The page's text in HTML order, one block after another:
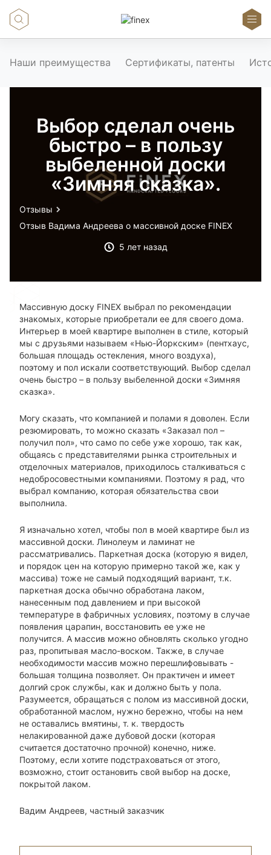
Наши преимущества Сертификаты, патенты
Выбор сделал очень
быстро – в пользу
выбеленной доски
«Зимняя сказка».
Отзывы
Отзыв Вадима Андреева о массивной доске FINEX
5 лет назад
Массивную доску FINEX выбрал по рекомендации
знакомых, которые приобретали ее для своего дома.
Интерьер в моей квартире выполнен в стиле, который
мы с друзьями называем «Нью-Йоркским» (пентхаус,
большая площадь остекления, много воздуха),
поэтому и пол искали соответствующий. Выбор сделал
очень быстро – в пользу выбеленной доски «Зимняя
сказка».
Могу сказать, что компанией и полами я доволен. Если
резюмировать, то можно сказать «Заказал пол –
получил пол», что само по себе уже хорошо, так как,
общаясь с представителями рынка строительных и
отделочных материалов, приходилось сталкиваться с
недобросовестными компаниями. Поэтому я рад, что
выбрал компанию, которая обязательства свои
выполнила.
Я изначально хотел, чтобы пол в моей квартире был из
массивной доски. Линолеум и ламинат не
рассматривались. Паркетная доска (которую я видел,
и порядок цен на которую примерно такой же, как у
массива) тоже не самый подходящий вариант, т.к.
паркетная доска обычно обработана лаком,
нанесенным под давлением и при высокой
температуре в фабричных условиях, поэтому в случае
появления царапин, восстановить ее уже не
получится. А массив можно обновлять сколько угодно
раз, пропитывая масло-воском. Также, в случае
необходимости массив можно перешлифовывать -
большая толщина позволяет. Он практичен и имеет
долгий срок службы, как и должно быть у пола.
Разумеется, обращаться с полом из массивной доски,
обработанной маслом, нужно бережно, чтобы на нем
не оставались вмятины, т. к. твердость
нелакированной даже дубовой доски (которая
считается достаточно прочной) конечно, ниже.
Поэтому, если хотите подстраховаться от этого,
возможно, стоит остановить свой выбор на доске,
покрытой лаком.
Вадим Андреев, частный заказчик